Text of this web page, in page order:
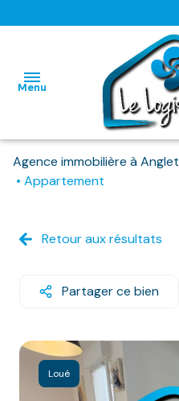
Menu
L'AGENCE
DISPONIBLES
PRO
BIENS
LOUES
PRO
NOS
Agence immobilière à Anglet
Appartement
Retour aux résultats
Partager ce bien
Loué